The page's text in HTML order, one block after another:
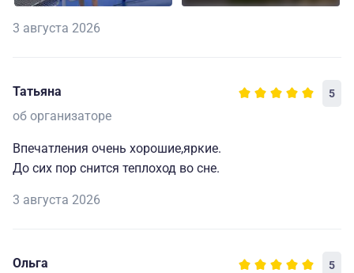
3 августа 2026
Татьяна 5
об организаторе
Впечатления очень хорошие,яркие.
До сих пор снится теплоход во сне.
3 августа 2026
Ольга 5